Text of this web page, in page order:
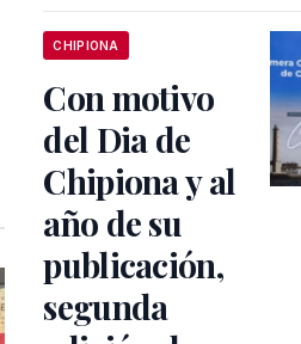
CHIPIONA
Con motivo
del Dia de
Chipiona y al
año de su
publicación,
segunda